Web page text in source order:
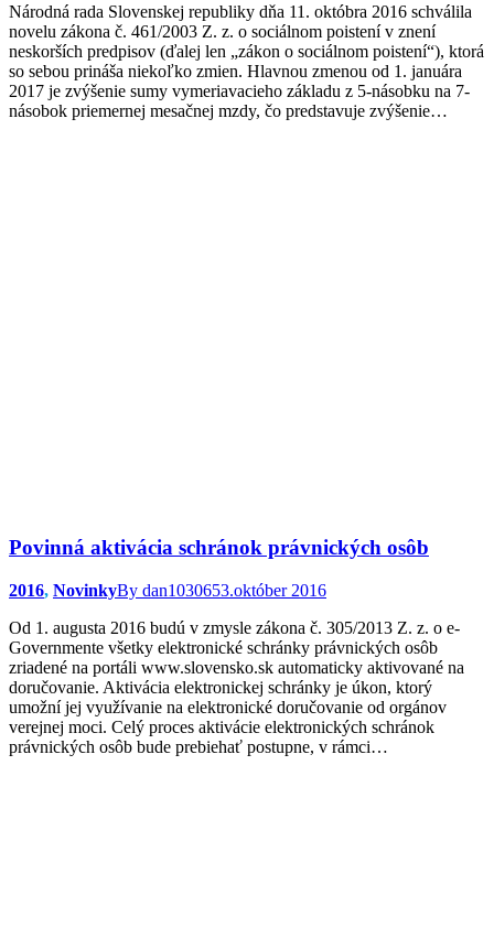
Národná rada Slovenskej republiky dňa 11. októbra 2016 schválila
novelu zákona č. 461/2003 Z. z. o sociálnom poistení v znení
neskorších predpisov (ďalej len „zákon o sociálnom poistení“), ktorá
so sebou prináša niekoľko zmien. Hlavnou zmenou od 1. januára
2017 je zvýšenie sumy vymeriavacieho základu z 5-násobku na 7-
násobok priemernej mesačnej mzdy, čo predstavuje zvýšenie…
Povinná aktivácia schránok právnických osôb
2016, NovinkyBy dan1030653.október 2016
Od 1. augusta 2016 budú v zmysle zákona č. 305/2013 Z. z. o e-
Governmente všetky elektronické schránky právnických osôb
zriadené na portáli www.slovensko.sk automaticky aktivované na
doručovanie. Aktivácia elektronickej schránky je úkon, ktorý
umožní jej využívanie na elektronické doručovanie od orgánov
verejnej moci. Celý proces aktivácie elektronických schránok
právnických osôb bude prebiehať postupne, v rámci…